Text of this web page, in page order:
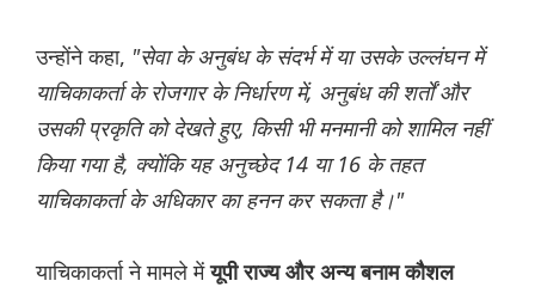
उन्होंने कहा, "सेवा के अनुबंध के संदर्भ में या उसके उल्लंघन में
याचिकाकर्ता के रोजगार के निर्धारण में, अनुबंध की शर्तों और
उसकी प्रकृति को देखते हुए, किसी भी मनमानी को शामिल नहीं
किया गया है, क्योंकि यह अनुच्छेद 14 या 16 के तहत
याचिकाकर्ता के अधिकार का हनन कर सकता है।"
याचिकाकर्ता ने मामले मेंयूपी राज्य और अन्य बनाम कौशल